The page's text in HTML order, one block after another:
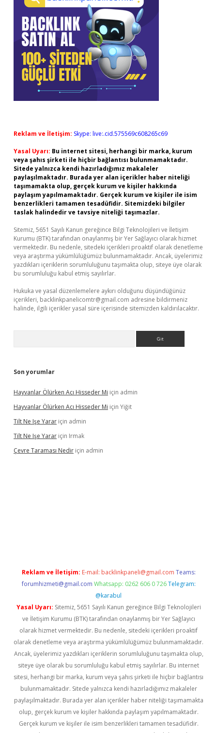
Reklam ve İletişim: Skype: live:.cid.575569c608265c69
Yasal Uyarı: Bu internet sitesi, herhangi bir marka, kurum
veya şahıs şirketi ile hiçbir bağlantısı bulunmamaktadır.
Sitede yalnızca kendi hazırladığımız makaleler
paylaşılmaktadır. Burada yer alan içerikler haber niteliği
taşımamakta olup, gerçek kurum ve kişiler hakkında
paylaşım yapılmamaktadır. Gerçek kurum ve kişiler ile isim
benzerlikleri tamamen tesadüfidir. Sitemizdeki bilgiler
taslak halindedir ve tavsiye niteliği taşımazlar.
Sitemiz, 5651 Sayılı Kanun gereğince Bilgi Teknolojileri ve İletişim
Kurumu (BTK) tarafından onaylanmış bir Yer Sağlayıcı olarak hizmet
vermektedir. Bu nedenle, sitedeki içerikleri proaktif olarak denetleme
veya araştırma yükümlülüğümüz bulunmamaktadır. Ancak, üyelerimiz
yazdıkları içeriklerin sorumluluğunu taşımakta olup, siteye üye olarak
bu sorumluluğu kabul etmiş sayılırlar.
Hukuka ve yasal düzenlemelere aykırı olduğunu düşündüğünüz
içerikleri, backlinkpanelicomtr@gmail.com adresine bildirmeniz
halinde, ilgili içerikler yasal süre içerisinde sitemizden kaldırılacaktır.
Son yorumlar
Hayvanlar Ölürken Acı Hisseder Mi için admin
Hayvanlar Ölürken Acı Hisseder Mi için Yiğit
Tilt Ne Işe Yarar için admin
Tilt Ne Işe Yarar için Irmak
Çevre Taraması Nedir için admin
Reklam ve İletişim: E-mail: backlinkpaneli@gmail.com Teams:
forumhizmeti@gmail.com Whatsapp: 0262 606 0 726 Telegram:
@karabul
Yasal Uyarı: Sitemiz, 5651 Sayılı Kanun gereğince Bilgi Teknolojileri
ve İletişim Kurumu (BTK) tarafından onaylanmış bir Yer Sağlayıcı
olarak hizmet vermektedir. Bu nedenle, sitedeki içerikleri proaktif
olarak denetleme veya araştırma yükümlülüğümüz bulunmamaktadır.
Ancak, üyelerimiz yazdıkları içeriklerin sorumluluğunu taşımakta olup,
siteye üye olarak bu sorumluluğu kabul etmiş sayılırlar. Bu internet
sitesi, herhangi bir marka, kurum veya şahıs şirketi ile hiçbir bağlantısı
bulunmamaktadır. Sitede yalnızca kendi hazırladığımız makaleler
paylaşılmaktadır. Burada yer alan içerikler haber niteliği taşımamakta
olup, gerçek kurum ve kişiler hakkında paylaşım yapılmamaktadır.
Gerçek kurum ve kişiler ile isim benzerlikleri tamamen tesadüfidir.